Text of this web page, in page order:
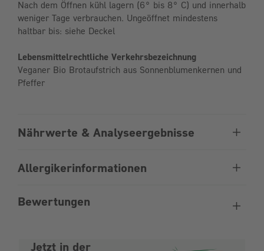
Nach dem Öffnen kühl lagern (6° bis 8° C) und innerhalb
weniger Tage verbrauchen. Ungeöffnet mindestens
haltbar bis: siehe Deckel
Lebensmittelrechtliche Verkehrsbezeichnung
Veganer Bio Brotaufstrich aus Sonnenblumenkernen und
Pfeffer
Nährwerte & Analyseergebnisse
Allergikerinformationen
Bewertungen
Jetzt in der